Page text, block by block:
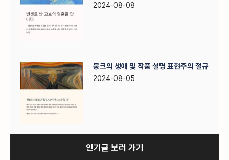
2024-08-08
뭉크의 생애 및 작품 설명 표현주의 절규
2024-08-05
인기글 보러 가기